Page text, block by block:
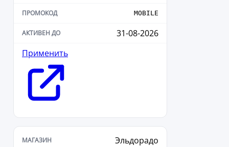
MOBILE
31-08-2026
Применить
Эльдорадо